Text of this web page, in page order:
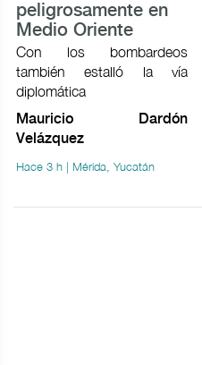
peligrosamente en
Medio Oriente
Con los bombardeos
también estalló la vía
diplomática
Mauricio Dardón
Velázquez
Hace 3 h | Mérida, Yucatán